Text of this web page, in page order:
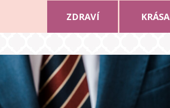
ZDRAVÍ KRÁSA